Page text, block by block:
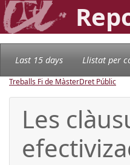
Last 15 days Llistat per
Treballs Fi de MàsterDret Públic
Les